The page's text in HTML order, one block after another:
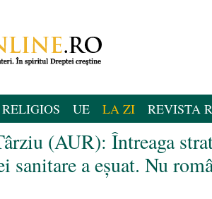
RELIGIOS UE LA ZI REVISTA
(AUR): Întreaga
sanitare a eșuat. Nu